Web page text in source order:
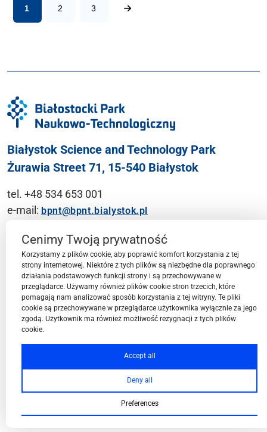
1 2 3
Białystok Science and Technology Park
Żurawia Street 71, 15-540 Białystok
tel. +48 534 653 001
e-mail: bpnt@bpnt.bialystok.pl
Contact
BPN-T Area
BPN-T Offer
Cenimy Twoją prywatność
Korzystamy z plików cookie, aby poprawić komfort korzystania z tej
strony internetowej. Niektóre z tych plików są niezbędne dla poprawnego
działania podstawowych funkcji strony i są przechowywane w
przeglądarce. Używamy również plików cookie stron trzecich, które
pomagają nam analizować sposób korzystania z tej witryny. Te pliki
cookie są przechowywane w przeglądarce użytkownika wyłącznie za jego
zgodą. Użytkownik ma również możliwość rezygnacji z tych plików
cookie.
Accept all
Deny all
Preferences